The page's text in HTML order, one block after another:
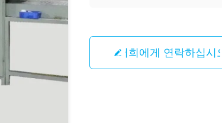
저희에게 연락하십시오